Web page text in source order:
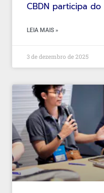
CBDN participa do
LEIA MAIS »
3 de dezembro de 2025